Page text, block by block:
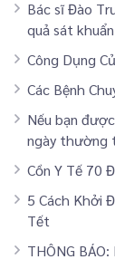
Bác sĩ Đào
quả sát
Công Dụng
Các Bệnh
Nếu bạn
ngày thường
Cồn Y Tế 70
5 Cách Khởi
Tết
THÔNG